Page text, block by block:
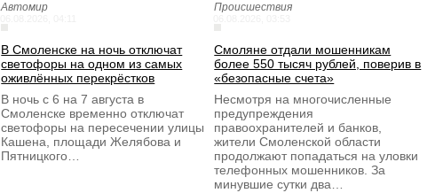
Автомир
В Смоленске на ночь отключат
светофоры на одном из самых
оживлённых перекрёстков
В ночь с 6 на 7 августа в
Смоленске временно отключат
светофоры на пересечении улицы
Кашена, площади Желябова и
Пятницкого…
Происшествия
Смоляне отдали мошенникам
более 550 тысяч рублей, поверив в
«безопасные счета»
Несмотря на многочисленные
предупреждения
правоохранителей и банков,
жители Смоленской области
продолжают попадаться на уловки
телефонных мошенников. За
минувшие сутки два…